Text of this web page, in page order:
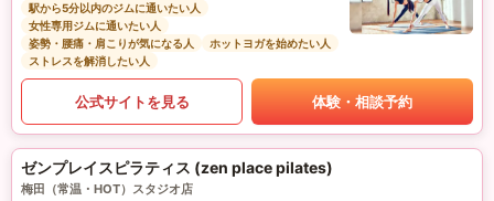
駅から5分以内のジムに通いたい人
女性専用ジムに通いたい人
姿勢・腰痛・肩こりが気になる人
ホットヨガを始めたい人
ストレスを解消したい人
公式サイトを見る 体験・相談予約
ゼンプレイスピラティス (zen place pilates)
梅田（常温・HOT）スタジオ店